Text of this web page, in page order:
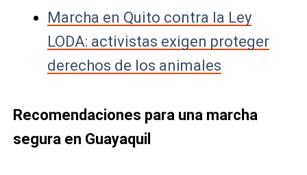
Marcha en Quito contra la Ley
LODA: activistas exigen proteger
derechos de los animales
Recomendaciones para una marcha
segura en Guayaquil